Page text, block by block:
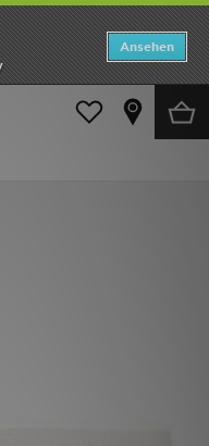
Ansehen
Flip-Flops und Sandalen